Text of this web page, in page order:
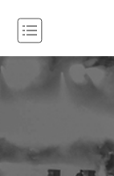
关于我们
新闻动态